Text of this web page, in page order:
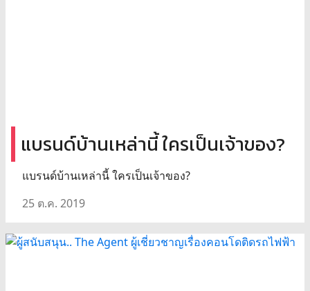
แบรนด์บ้านเหล่านี้ ใครเป็นเจ้าของ?
แบรนด์บ้านเหล่านี้ ใครเป็นเจ้าของ?
25 ต.ค. 2019